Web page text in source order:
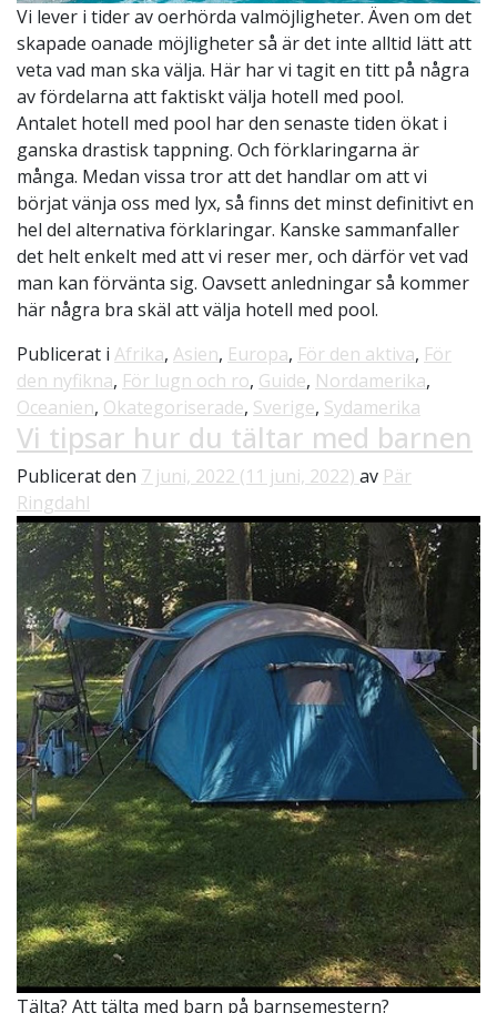
Vi lever i tider av oerhörda valmöjligheter. Även om det
skapade oanade möjligheter så är det inte alltid lätt att
veta vad man ska välja. Här har vi tagit en titt på några
av fördelarna att faktiskt välja hotell med pool.
Antalet hotell med pool har den senaste tiden ökat i
ganska drastisk tappning. Och förklaringarna är
många. Medan vissa tror att det handlar om att vi
börjat vänja oss med lyx, så finns det minst definitivt en
hel del alternativa förklaringar. Kanske sammanfaller
det helt enkelt med att vi reser mer, och därför vet vad
man kan förvänta sig. Oavsett anledningar så kommer
här några bra skäl att välja hotell med pool.
Publicerat i Afrika, Asien, Europa, För den aktiva, För
den nyfikna, För lugn och ro, Guide, Nordamerika,
Oceanien, Okategoriserade, Sverige, Sydamerika
Vi tipsar hur du tältar med barnen
Publicerat den 7 juni, 2022 (11 juni, 2022) av Pär
Ringdahl
Tälta? Att tälta med barn på barnsemestern?